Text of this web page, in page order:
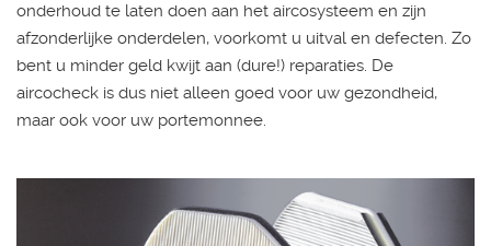
onderhoud te laten doen aan het aircosysteem en zijn
afzonderlijke onderdelen, voorkomt u uitval en defecten. Zo
bent u minder geld kwijt aan (dure!) reparaties. De
aircocheck is dus niet alleen goed voor uw gezondheid,
maar ook voor uw portemonnee.